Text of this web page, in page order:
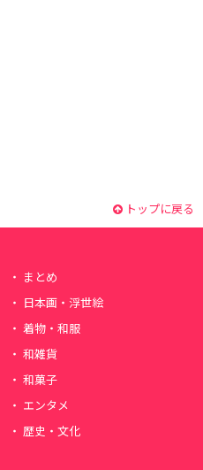
トップに戻る
まとめ
日本画・浮世絵
着物・和服
和雑貨
和菓子
エンタメ
歴史・文化